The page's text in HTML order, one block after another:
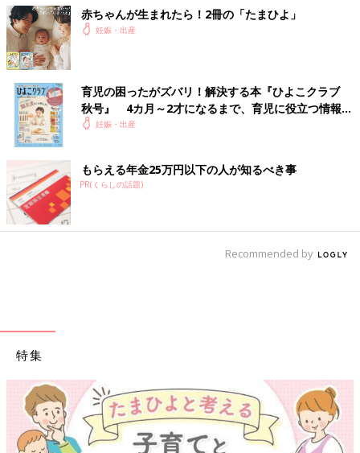
赤ちゃんが生まれたら！2冊の「たまひよ」
妊娠・出産
育児の困ったがズバリ！解決する本『ひよこクラブ
秋号』 4カ月～2才になるまで、育児に役立つ情報が
いっぱい！
妊娠・出産
もらえる年金25万円以下の人が知るべき事
PR(くらしの話題)
Recommended by
特集